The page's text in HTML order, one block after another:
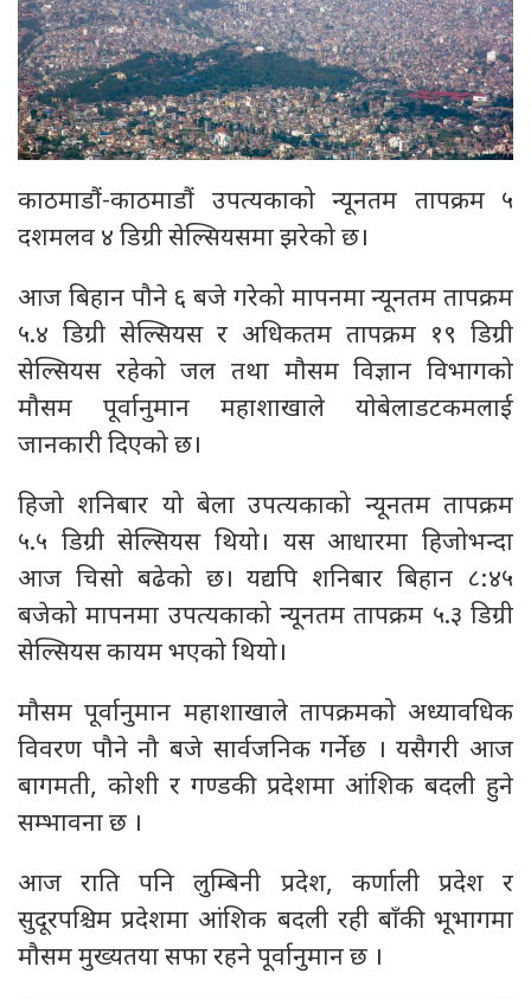
काठमाडौं-काठमाडौं उपत्यकाको न्यूनतम तापक्रम ५
दशमलव ४ डिग्री सेल्सियसमा झरेको छ।
आज बिहान पौने ६ बजे गरेको मापनमा न्यूनतम तापक्रम
५.४ डिग्री सेल्सियस र अधिकतम तापक्रम १९ डिग्री
सेल्सियस रहेको जल तथा मौसम विज्ञान विभागको
मौसम पूर्वानुमान महाशाखाले याेबेलाडटकमलाई
जानकारी दिएको छ।
हिजो शनिबार यो बेला उपत्यकाको न्यूनतम तापक्रम
५.५ डिग्री सेल्सियस थियो। यस आधारमा हिजोभन्दा
आज चिसो बढेको छ। यद्यपि शनिबार बिहान ८:४५
बजेको मापनमा उपत्यकाको न्यूनतम तापक्रम ५.३ डिग्री
सेल्सियस कायम भएको थियो।
मौसम पूर्वानुमान महाशाखाले तापक्रमको अध्यावधिक
विवरण पौने नौ बजे सार्वजनिक गर्नेछ । यसैगरी आज
बागमती, कोशी र गण्डकी प्रदेशमा आंशिक बदली हुने
सम्भावना छ ।
आज राति पनि लुम्बिनी प्रदेश, कर्णाली प्रदेश र
सुदूरपश्चिम प्रदेशमा आंशिक बदली रही बाँकी भूभागमा
मौसम मुख्यतया सफा रहने पूर्वानुमान छ ।